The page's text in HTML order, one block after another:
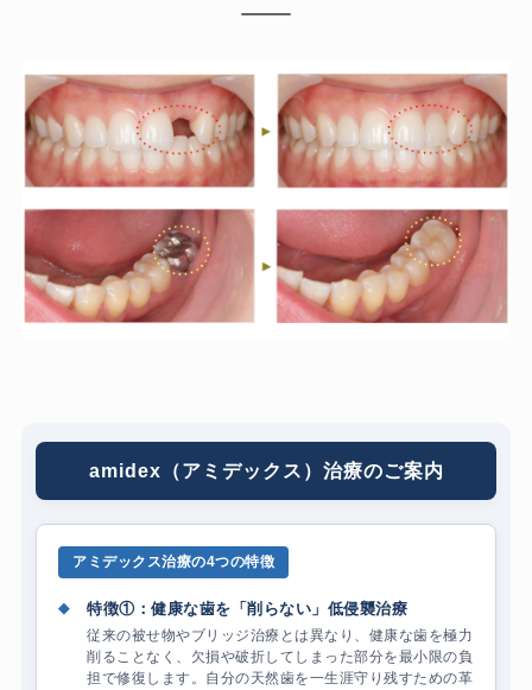
amidex（アミデックス）治療のご案内
アミデックス治療の4つの特徴
◆ 特徴①：健康な歯を「削らない」低侵襲治療
従来の被せ物やブリッジ治療とは異なり、健康な歯を極力
削ることなく、欠損や破折してしまった部分を最小限の負
担で修復します。自分の天然歯を一生涯守り残すための革